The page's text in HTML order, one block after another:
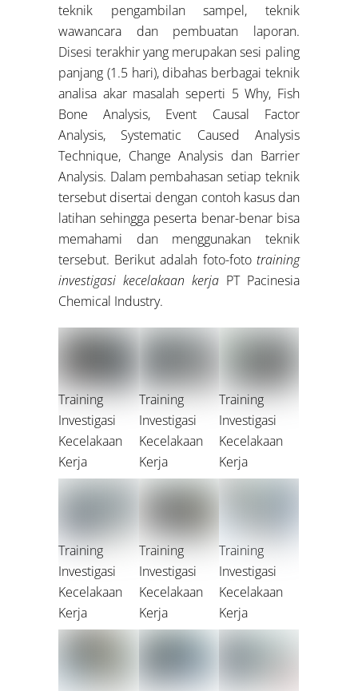
teknik pengambilan sampel, teknik
wawancara dan pembuatan laporan.
Disesi terakhir yang merupakan sesi paling
panjang (1.5 hari), dibahas berbagai teknik
analisa akar masalah seperti 5 Why, Fish
Bone Analysis, Event Causal Factor
Analysis, Systematic Caused Analysis
Technique, Change Analysis dan Barrier
Analysis. Dalam pembahasan setiap teknik
tersebut disertai dengan contoh kasus dan
latihan sehingga peserta benar-benar bisa
memahami dan menggunakan teknik
tersebut. Berikut adalah foto-foto training
investigasi kecelakaan kerja PT Pacinesia
Chemical Industry.
Training
Investigasi
Kecelakaan
Kerja
Training
Investigasi
Kecelakaan
Kerja
Training
Investigasi
Kecelakaan
Kerja
Training
Investigasi
Kecelakaan
Kerja
Training
Investigasi
Kecelakaan
Kerja
Training
Investigasi
Kecelakaan
Kerja